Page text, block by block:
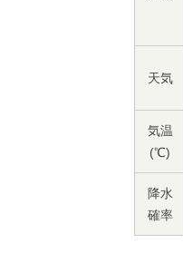
天気
気温
(℃)
降水
確率